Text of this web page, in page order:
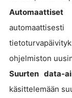
ohjelmiston
Suurten data-
käsittelemään